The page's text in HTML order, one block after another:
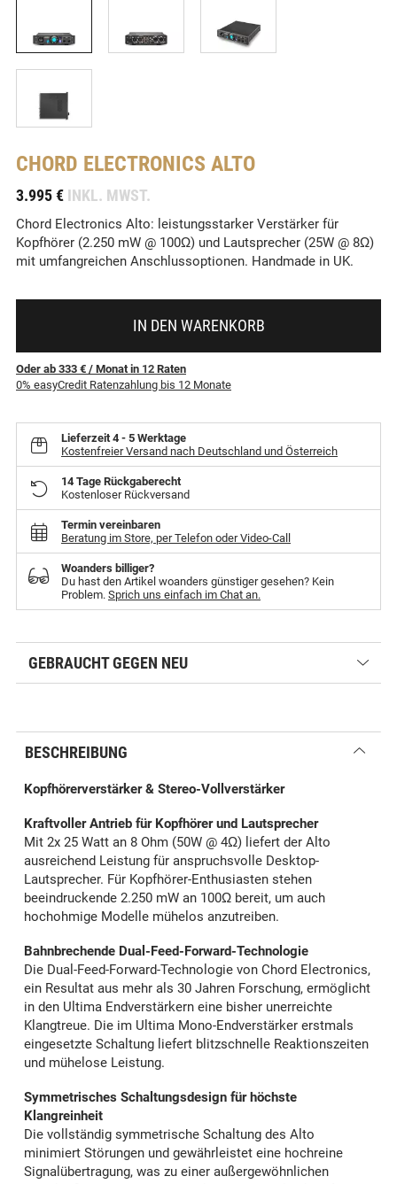
CHORD ELECTRONICS ALTO
3.995 € INKL. MWST.
Chord Electronics Alto: leistungsstarker Verstärker für
Kopfhörer (2.250 mW @ 100Ω) und Lautsprecher (25W @ 8Ω)
mit umfangreichen Anschlussoptionen. Handmade in UK.
IN DEN WARENKORB
Oder ab 333 € / Monatin 12 Raten
0% easyCredit Ratenzahlung bis 12 Monate
Lieferzeit4 - 5 Werktage
Kostenfreier Versand nach Deutschland und Österreich
14 Tage Rückgaberecht
Kostenloser Rückversand
Termin vereinbaren
Beratung im Store, per Telefon oder Video-Call
Woanders billiger?
Du hast den Artikel woanders günstiger gesehen? Kein
Problem. Sprich uns einfach im Chat an.
GEBRAUCHT GEGEN NEU
BESCHREIBUNG
Kopfhörerverstärker & Stereo-Vollverstärker
Kraftvoller Antrieb für Kopfhörer und Lautsprecher
Mit 2x 25 Watt an 8 Ohm (50W @ 4Ω) liefert der Alto
ausreichend Leistung für anspruchsvolle Desktop-
Lautsprecher. Für Kopfhörer-Enthusiasten stehen
beeindruckende 2.250 mW an 100Ω bereit, um auch
hochohmige Modelle mühelos anzutreiben.
Bahnbrechende Dual-Feed-Forward-Technologie
Die Dual-Feed-Forward-Technologie von Chord Electronics,
ein Resultat aus mehr als 30 Jahren Forschung, ermöglicht
in den Ultima Endverstärkern eine bisher unerreichte
Klangtreue. Die im Ultima Mono-Endverstärker erstmals
eingesetzte Schaltung liefert blitzschnelle Reaktionszeiten
und mühelose Leistung.
Symmetrisches Schaltungsdesign für höchste
Klangreinheit
Die vollständig symmetrische Schaltung des Alto
minimiert Störungen und gewährleistet eine hochreine
Signalübertragung, was zu einer außergewöhnlichen